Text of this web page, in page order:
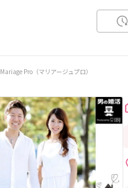
Mariage Pro（マリアージュプロ）